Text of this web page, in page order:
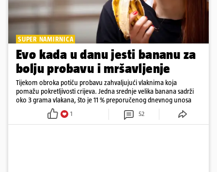
SUPER NAMIRNICA
Evo kada u danu jesti bananu za
bolju probavu i mršavljenje
Tijekom obroka potiču probavu zahvaljujući vlaknima koja
pomažu pokretljivosti crijeva. Jedna srednje velika banana sadrži
oko 3 grama vlakana, što je 11 % preporučenog dnevnog unosa
1 52